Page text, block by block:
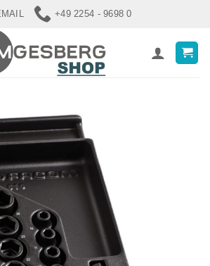
+49 2254 - 9698 0